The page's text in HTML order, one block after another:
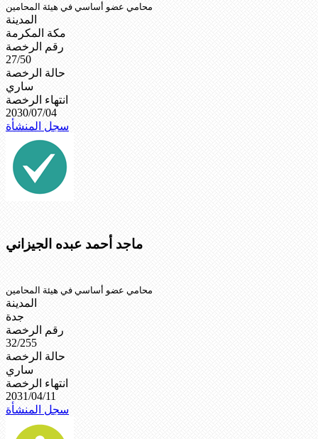
محامي عضو أساسي في هيئة المحامين
المدينة
مكة المكرمة
رقم الرخصة
27/50
حالة الرخصة
ساري
انتهاء الرخصة
2030/07/04
سجل المنشأة
ماجد أحمد عبده الجيزاني
محامي عضو أساسي في هيئة المحامين
المدينة
جدة
رقم الرخصة
32/255
حالة الرخصة
ساري
انتهاء الرخصة
2031/04/11
سجل المنشأة